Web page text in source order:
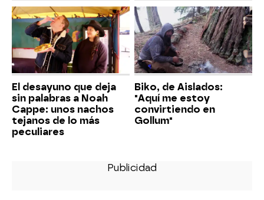
El desayuno que deja
sin palabras a Noah
Cappe: unos nachos
tejanos de lo más
peculiares
Biko, de Aislados:
"Aquí me estoy
convirtiendo en
Gollum"